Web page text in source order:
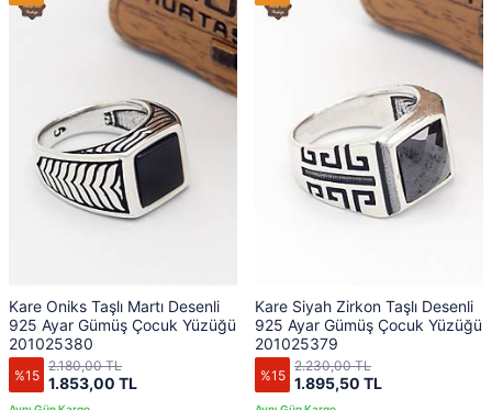
Kare Oniks Taşlı Martı Desenli
925 Ayar Gümüş Çocuk Yüzüğü
201025380
%15 1.853,00 TL
2.180,00 TL
Kare Siyah Zirkon Taşlı Desenli
925 Ayar Gümüş Çocuk Yüzüğü
201025379
%15 1.895,50 TL
2.230,00 TL